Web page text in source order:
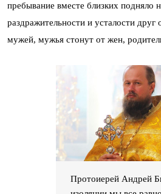
пребывание вместе близких подняло
раздражительности и усталости
мужей, мужья стонут от жен,
Протоиерей Андрей